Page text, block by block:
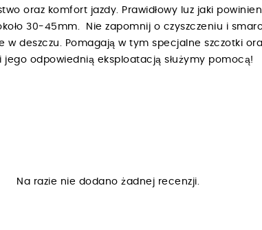
oraz komfort jazdy. Prawidłowy luz jaki
30-45mm. Nie zapomnij o czyszczeniu i
deszczu. Pomagają w tym specjalne szczotki
odpowiednią eksploatacją służymy pomocą!
Na razie nie dodano żadnej recenzji.